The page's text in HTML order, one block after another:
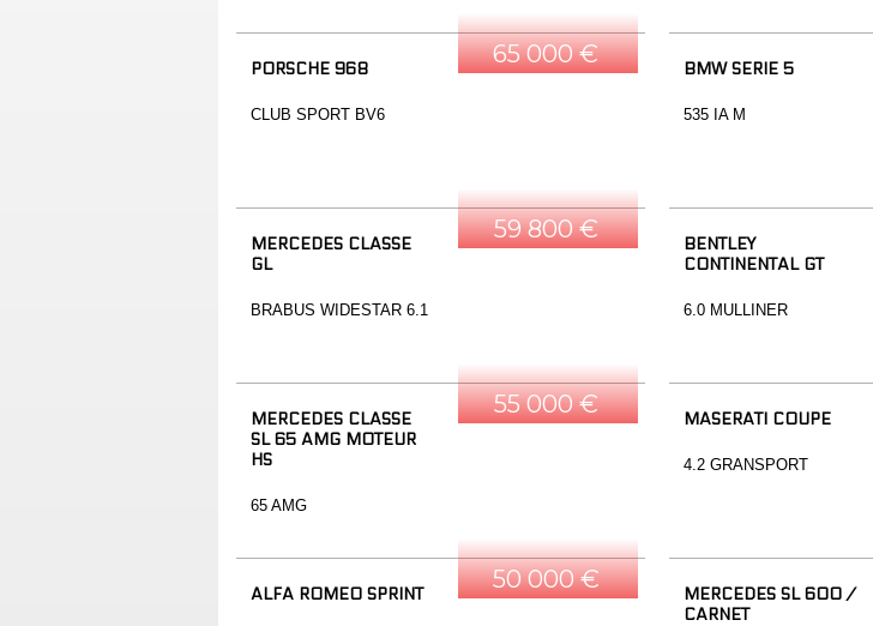
65 000 €
PORSCHE 968
CLUB SPORT BV6
BMW SERIE 5
535 IA M
59 800 €
MERCEDES CLASSE
GL
BRABUS WIDESTAR 6.1
BENTLEY
CONTINENTAL GT
6.0 MULLINER
55 000 €
MERCEDES CLASSE
SL 65 AMG MOTEUR
HS
65 AMG
MASERATI COUPE
4.2 GRANSPORT
50 000 €
ALFA ROMEO SPRINT
MERCEDES SL 600 /
CARNET